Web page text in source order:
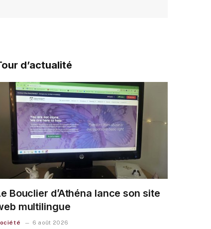
d’actualité
Bouclier d’Athéna lance son site
multilingue
6 août 2026